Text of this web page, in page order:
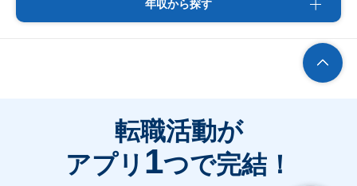
年収から探す
転職活動が
アプリ 1つで完結！